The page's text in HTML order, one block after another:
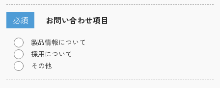
お問い合わせ項目
必須
製品情報について
採用について
その他